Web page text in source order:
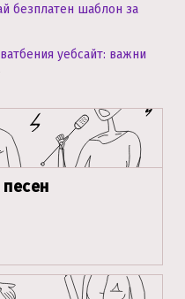
безплатен шаблон за
уебсайт: важни